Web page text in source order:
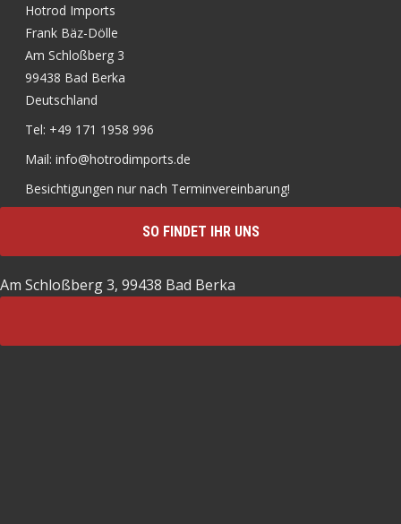
Hotrod Imports
Frank Bäz-Dölle
Am Schloßberg 3
99438 Bad Berka
Deutschland
Tel: +49 171 1958 996
Mail: info@hotrodimports.de
Besichtigungen nur nach Terminvereinbarung!
SO FINDET IHR UNS
Am Schloßberg 3, 99438 Bad Berka